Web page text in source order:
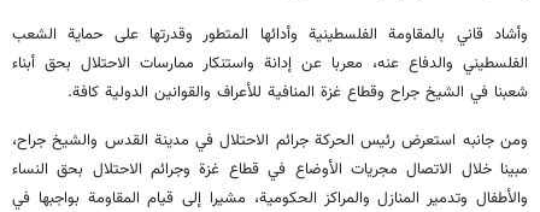
وأشاد قاني بالمقاومة الفلسطينية وأدائها المتطور وقدرتها على حماية الشعب
الفلسطيني والدفاع عنه، معربا عن إدانة واستنكار ممارسات الاحتلال بحق أبناء
شعبنا في الشيخ جراح وقطاع غزة المنافية للأعراف والقوانين الدولية كافة.
ومن جانبه استعرض رئيس الحركة جرائم الاحتلال في مدينة القدس والشيخ جراح،
مبينا خلال الاتصال مجريات الأوضاع في قطاع غزة وجرائم الاحتلال بحق النساء
والأطفال وتدمير المنازل والمراكز الحكومية، مشيرا إلى قيام المقاومة بواجبها في